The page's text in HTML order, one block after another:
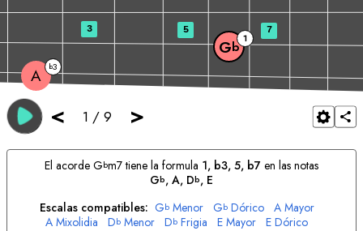
< 1 / 9 >
A b3
Gb 1
3 5 7
El acorde Gbm7 tiene la formula 1, b3, 5, b7 en las notas
Gb, A, Db, E
Escalas compatibles: Gb Menor Gb Dórico A Mayor
A Mixolidia Db Menor Db Frigia E Mayor E Dórico